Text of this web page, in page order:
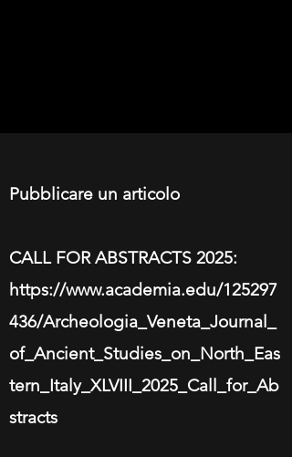
Pubblicare un articolo
CALL FOR ABSTRACTS 2025:
https://www.academia.edu/125297
436/Archeologia_Veneta_Journal_
of_Ancient_Studies_on_North_Eas
tern_Italy_XLVIII_2025_Call_for_Ab
stracts